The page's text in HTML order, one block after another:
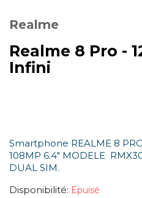
Realme
Realme 8 Pro -
Infini
Smartphone REALME 8
108MP 6.4" MODELE
DUAL SIM.
Disponibilité: Epuisé